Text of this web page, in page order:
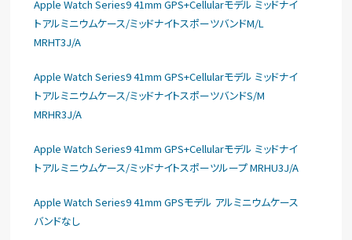
Apple Watch Series9 41mm GPS+Cellularモデル ミッドナイ
トアルミニウムケース/ミッドナイトスポーツバンドM/L
MRHT3J/A
Apple Watch Series9 41mm GPS+Cellularモデル ミッドナイ
トアルミニウムケース/ミッドナイトスポーツバンドS/M
MRHR3J/A
Apple Watch Series9 41mm GPS+Cellularモデル ミッドナイ
トアルミニウムケース/ミッドナイトスポーツループ MRHU3J/A
Apple Watch Series9 41mm GPSモデル アルミニウムケース
バンドなし